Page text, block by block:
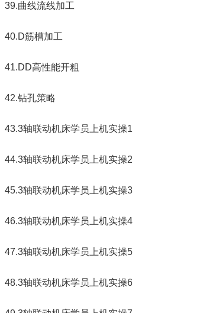
39.曲线流线加工
40.D筋槽加工
41.DD高性能开粗
42.钻孔策略
43.3轴联动机床学员上机实操1
44.3轴联动机床学员上机实操2
45.3轴联动机床学员上机实操3
46.3轴联动机床学员上机实操4
47.3轴联动机床学员上机实操5
48.3轴联动机床学员上机实操6